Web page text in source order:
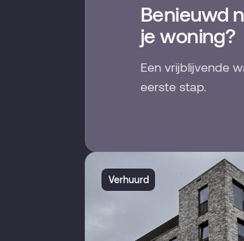
Benieuwd
je woning?
Een vrijblijvende
eerste stap.
Verhuurd